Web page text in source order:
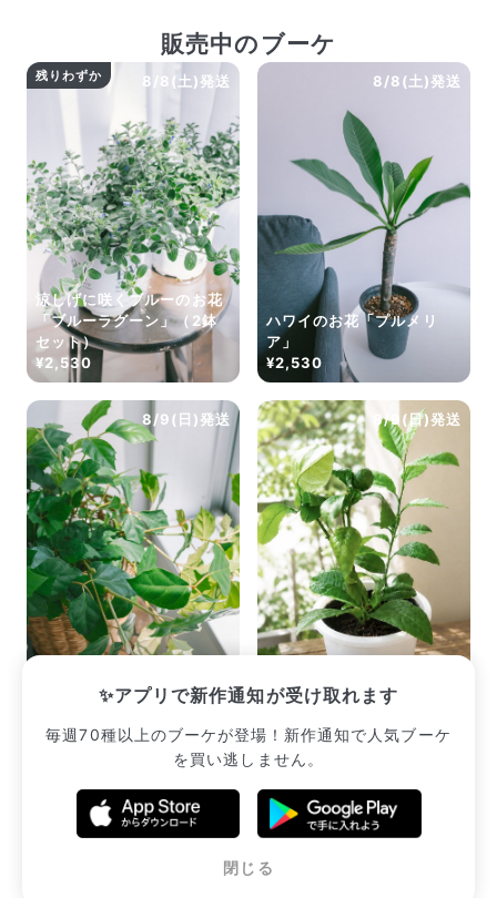
✨アプリで新作通知が受け取れます
毎週70種以上のブーケが登場！新作通知で人気ブーケ
を買い逃しません。
閉じる
販売中のブーケ
8/8(土)発送
残りわずか
涼しげに咲くブルーのお花
「ブルーラグーン」（2鉢
セット）
¥2,530
8/8(土)発送
ハワイのお花「プルメリ
ア」
¥2,530
8/9(日)発送 8/9(日)発送
¥2,915
販売中のブーケ一覧へ